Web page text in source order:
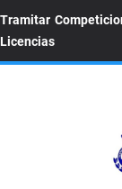
Tramitar
Licencias